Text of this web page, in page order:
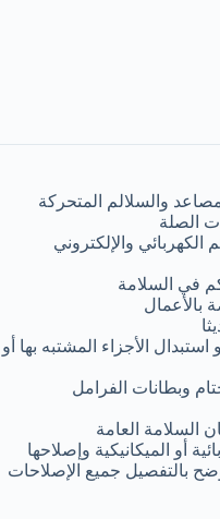
والسلالم المتحركة
الصلة
والإلكتروني
في السلامة
بالأعمال
الأجزاء المشتبه بها أو
وبطانات الفرامل
السلامة العامة
أو الميكانيكية وإصلاحها
بالتفصيل جميع الإصلاحات